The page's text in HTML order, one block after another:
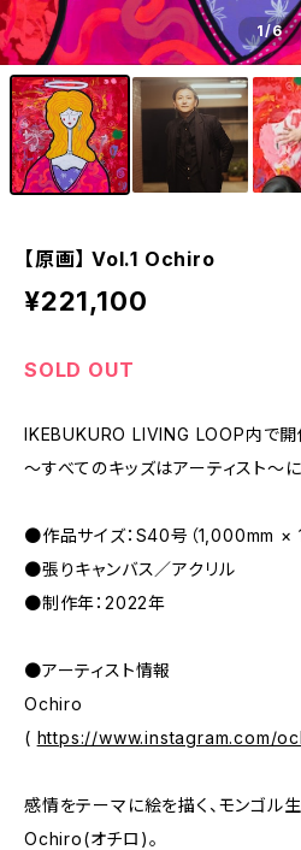
1/6
【原画】 Vol.1 Ochiro
¥221,100
SOLD OUT
IKEBUKURO LIVING LOOP内で
〜すべてのキッズはアーティスト〜
●作品サイズ：S40号（1,000mm ×
●張りキャンバス／アクリル
●制作年：2022年
●アーティスト情報
Ochiro
( https://www.instagram.com/
感情をテーマに絵を描く、モンゴル
Ochiro(オチロ)。